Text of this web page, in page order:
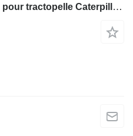
Vérin hydraulique 358-5035 pour tractopelle Caterpillar 420F